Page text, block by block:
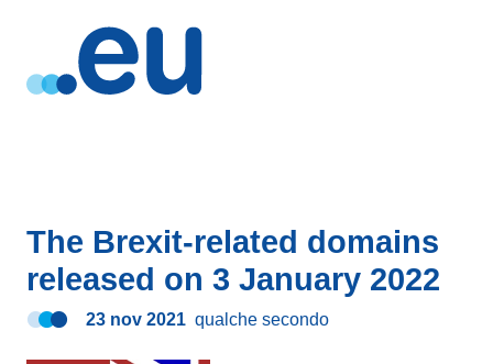
The Brexit-related domains
released on 3 January 2022
23 nov 2021 qualche secondo